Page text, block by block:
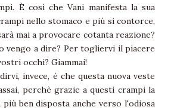
È così che Vani manifesta la sua
nello stomaco e più si contorce,
mai a provocare cotanta reazione?
vengo a dire? Per togliervi il piacere
occhi? Giammai!
invece, è che questa nuova veste
perchè grazie a questi crampi la
ben disposta anche verso l'odiosa